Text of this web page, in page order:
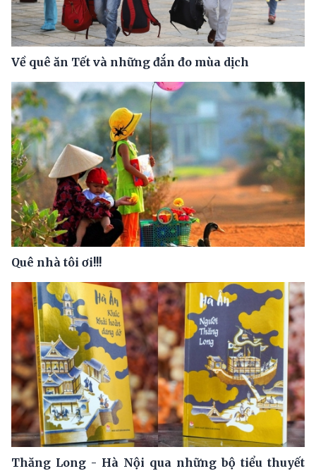
Về quê ăn Tết và những đắn đo mùa dịch
Quê nhà tôi ơi!!!
Thăng Long - Hà Nội qua những bộ tiểu thuyết